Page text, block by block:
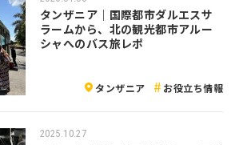
タンザニア｜国際都市ダルエスサ
ラームから、北の観光都市アルー
シャへのバス旅レポ
タンザニア お役立ち情報
2025.10.27